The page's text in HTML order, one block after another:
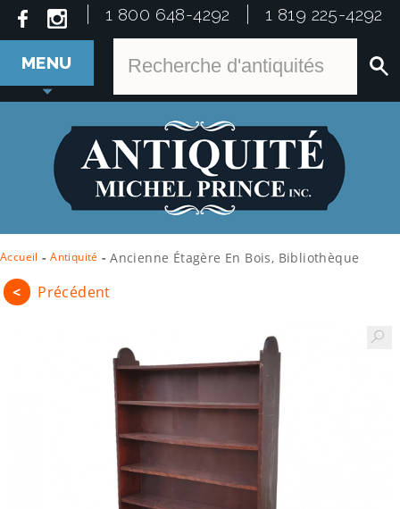
1 800 648-4292 1 819 225-4292
MENU
Accueil - Antiquité - Ancienne Étagère En Bois, Bibliothèque
< Précédent